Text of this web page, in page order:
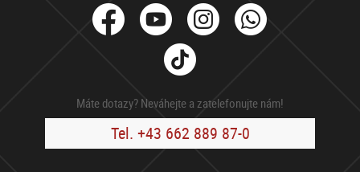
facebook
YoutubeInstagram
Tik
Tok
Máte dotazy? Neváhejte a zatelefonujte nám!
Tel. +43 662 889 87-0